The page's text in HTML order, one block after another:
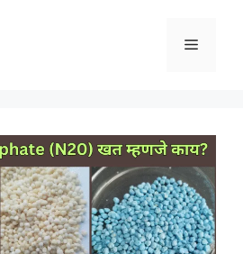
Menu